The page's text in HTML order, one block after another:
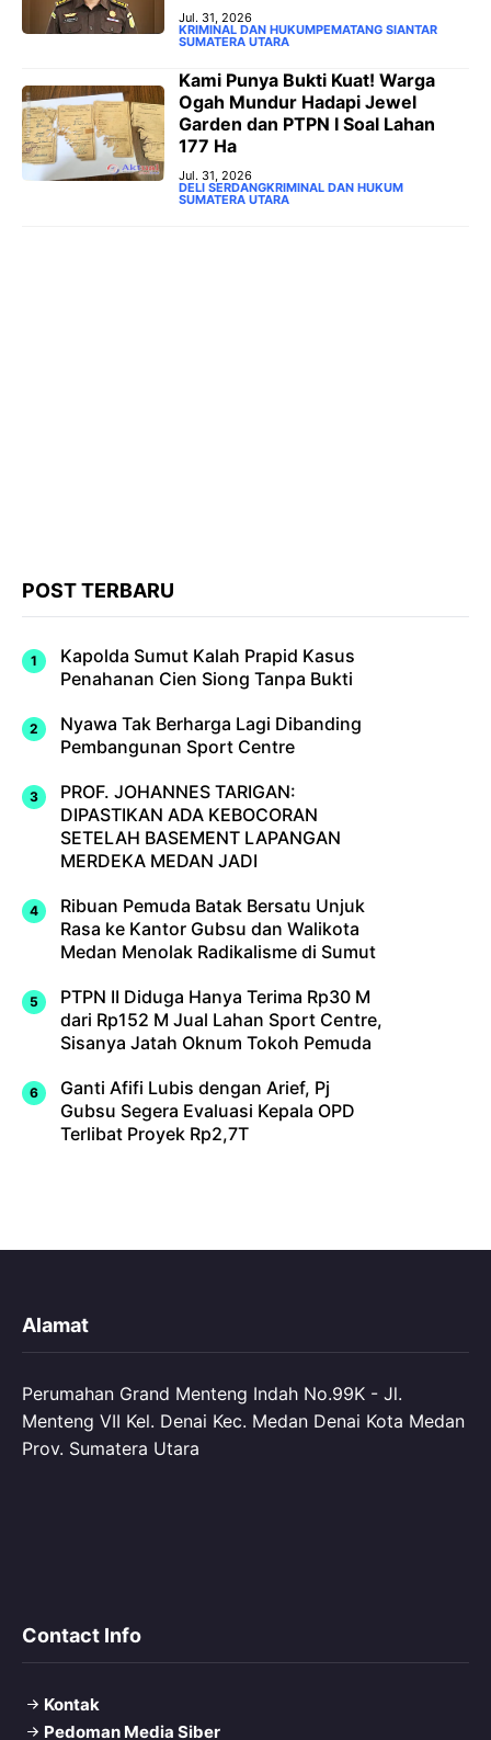
Jul. 31, 2026
KRIMINAL DAN HUKUMPEMATANG SIANTAR
SUMATERA UTARA
‎Kami Punya Bukti Kuat! Warga
Ogah Mundur Hadapi Jewel
Garden dan PTPN I Soal Lahan
177 Ha
Jul. 31, 2026
DELI SERDANGKRIMINAL DAN HUKUM
SUMATERA UTARA
POST TERBARU
Kapolda Sumut Kalah Prapid Kasus
Penahanan Cien Siong Tanpa Bukti
Nyawa Tak Berharga Lagi Dibanding
Pembangunan Sport Centre
PROF. JOHANNES TARIGAN:
DIPASTIKAN ADA KEBOCORAN
SETELAH BASEMENT LAPANGAN
MERDEKA MEDAN JADI
Ribuan Pemuda Batak Bersatu Unjuk
Rasa ke Kantor Gubsu dan Walikota
Medan Menolak Radikalisme di Sumut
PTPN II Diduga Hanya Terima Rp30 M
dari Rp152 M Jual Lahan Sport Centre,
Sisanya Jatah Oknum Tokoh Pemuda
Ganti Afifi Lubis dengan Arief, Pj
Gubsu Segera Evaluasi Kepala OPD
Terlibat Proyek Rp2,7T
Alamat
Perumahan Grand Menteng Indah No.99K - Jl.
Menteng VII Kel. Denai Kec. Medan Denai Kota Medan
Prov. Sumatera Utara
Contact Info
Kontak
Pedoman Media Siber